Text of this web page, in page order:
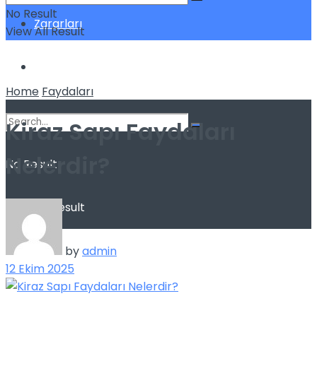
Zararları
No Result
View All Result
No Result
View All Result
Home Faydaları
Kiraz Sapı Faydaları
Nelerdir?
byadmin
12 Ekim 2025